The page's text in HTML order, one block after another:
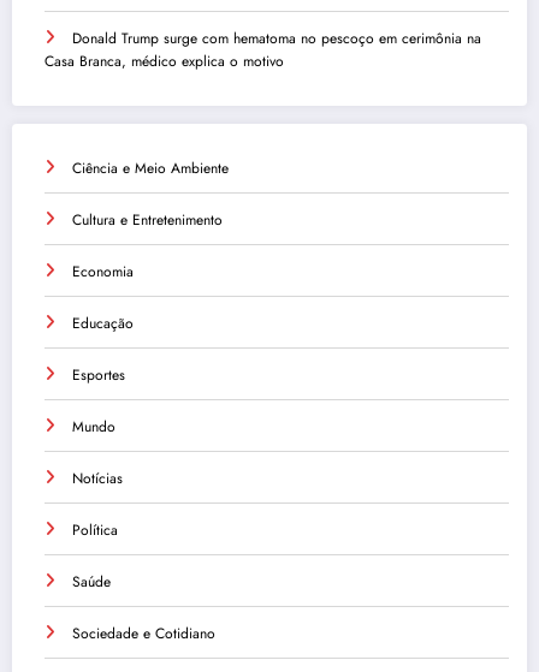
Donald Trump surge com hematoma no pescoço em cerimônia na
Casa Branca, médico explica o motivo
Ciência e Meio Ambiente
Cultura e Entretenimento
Economia
Educação
Esportes
Mundo
Notícias
Política
Saúde
Sociedade e Cotidiano